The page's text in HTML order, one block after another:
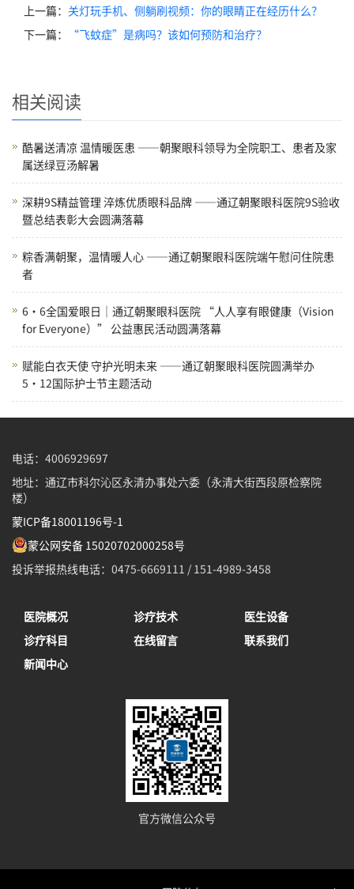
上一篇： 关灯玩手机、侧躺刷视频：你的眼睛正在经历什么？
下一篇：
“飞蚊症”是病吗？该如何预防和治疗？
相关阅读
酷暑送清凉 温情暖医患 ——朝聚眼科领导为全院职工、患者及家
属送绿豆汤解暑
深耕9S精益管理 淬炼优质眼科品牌 ——通辽朝聚眼科医院9S验收
暨总结表彰大会圆满落幕
粽香满朝聚，温情暖人心 ——通辽朝聚眼科医院端午慰问住院患
者
6·6全国爱眼日｜通辽朝聚眼科医院 “人人享有眼健康（Vision
for Everyone）” 公益惠民活动圆满落幕
赋能白衣天使 守护光明未来 ——通辽朝聚眼科医院圆满举办
5·12国际护士节主题活动
电话：4006929697
地址：通辽市科尔沁区永清办事处六委（永清大街西段原检察院
楼）
蒙ICP备18001196号-1
蒙公网安备 15020702000258号
投诉举报热线电话：0475-6669111 / 151-4989-3458
医院概况 诊疗技术
医生设备
诊疗科目
在线留言
联系我们
新闻中心
官方微信公众号